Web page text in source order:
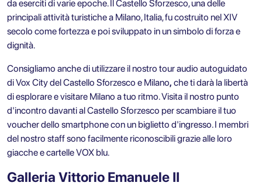
da eserciti di varie epoche. Il Castello Sforzesco, una delle
principali attività turistiche a Milano, Italia, fu costruito nel XIV
secolo come fortezza e poi sviluppato in un simbolo di forza e
dignità.
Consigliamo anche di utilizzare il nostro tour audio autoguidato
di Vox City del Castello Sforzesco e Milano, che ti darà la libertà
di esplorare e visitare Milano a tuo ritmo. Visita il nostro punto
d'incontro davanti alCastello Sforzesco per scambiare il tuo
voucher dello smartphone con un biglietto d'ingresso. I membri
del nostro staff sono facilmente riconoscibili grazie alle loro
giacche e cartelle VOX blu.
Galleria Vittorio Emanuele II